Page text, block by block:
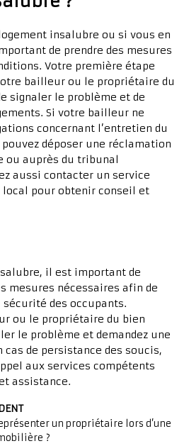
insalubre ou si vous en
de prendre des mesures
Votre première étape
bailleur ou le propriétaire du
signaler le problème et de
Si votre bailleur ne
concernant l’entretien du
déposer une réclamation
ou auprès du tribunal
aussi contacter un service
local pour obtenir conseil et
il est important de
mesures nécessaires afin de
des occupants.
ou le propriétaire du bien
le problème et demandez une
cas de persistance des soucis,
aux services compétents
assistance.
un propriétaire lors d’une
?